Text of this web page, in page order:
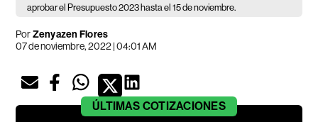
aprobar el Presupuesto 2023 hasta el 15 de noviembre.
PorZenyazen Flores
07 de noviembre, 2022 | 04:01 AM
ÚLTIMAS COTIZACIONES